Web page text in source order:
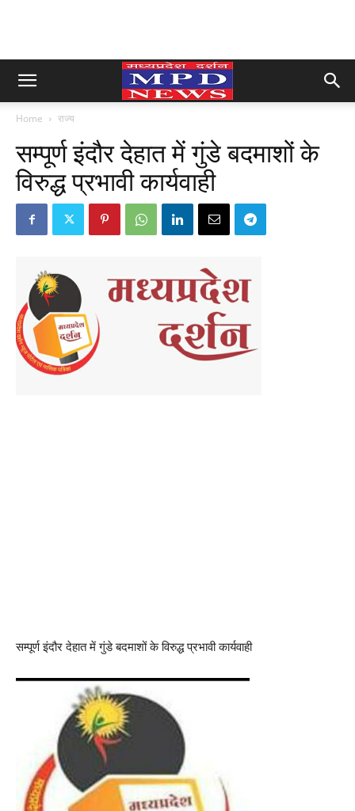
Home राज्य
सम्पूर्ण इंदौर देहात में गुंडे बदमाशों के
विरुद्ध प्रभावी कार्यवाही
सम्पूर्ण इंदौर देहात में गुंडे बदमाशों के विरुद्ध प्रभावी कार्यवाही